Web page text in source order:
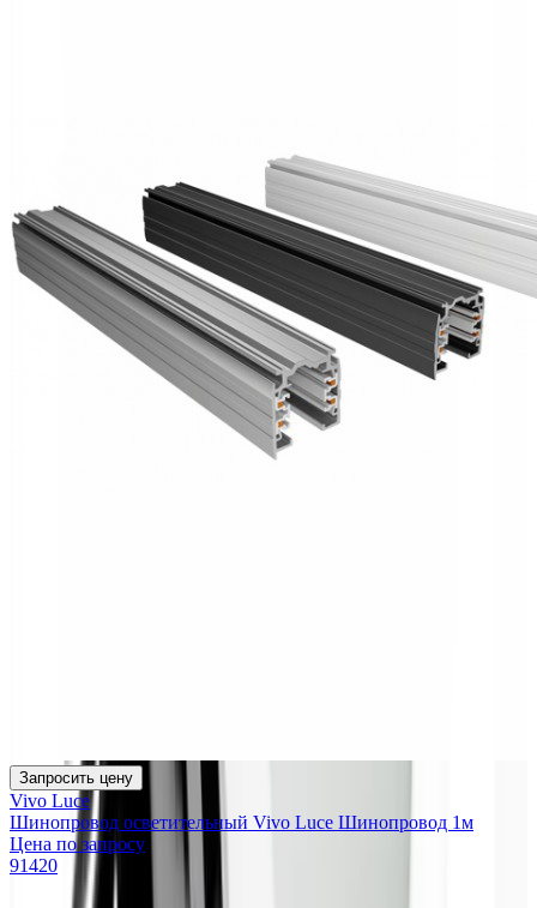
Запросить цену
Vivo Luce
Шинопровод осветительный Vivo Luce Шинопровод 1м
Цена по запросу
91420